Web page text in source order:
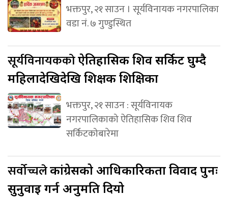
भक्तपुर, २१ साउन । सूर्यविनायक नगरपालिका
वडा नं. ७ गुण्डुस्थित
सूर्यविनायककोऐतिहासिक शिव सर्किट घुम्दै
महिलादेखिदेखि शिक्षक शिक्षिका
भक्तपुर, २१ साउन : सूर्यविनायक
नगरपालिकाको ऐतिहासिक शिव शिव
सर्किटकोबारेमा
सर्वोच्चलेकांग्रेसको आधिकारिकता विवाद पुनः
सुनुवाइ गर्न अनुमति दियो